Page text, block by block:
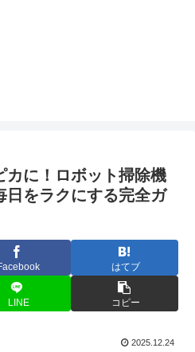
カに！ロボット掃除機
日をラクにする完全ガ
はてブ
LINE コピー
2025.12.24